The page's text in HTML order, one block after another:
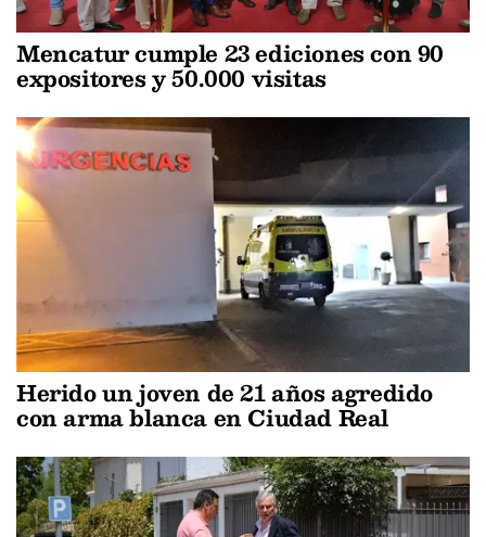
Mencatur cumple 23 ediciones con 90
expositores y 50.000 visitas
Herido un joven de 21 años agredido
con arma blanca en Ciudad Real